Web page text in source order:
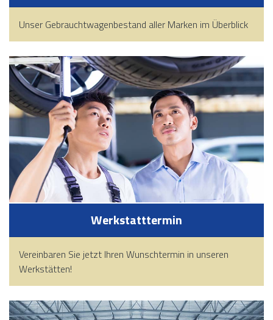
Unser Gebrauchtwagenbestand aller Marken im Überblick
Werkstatttermin
Vereinbaren Sie jetzt Ihren Wunschtermin in unseren
Werkstätten!